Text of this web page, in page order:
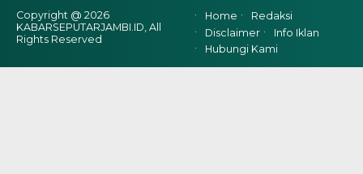
Copyright @ 2026
KABARSEPUTARJAMBI.ID, All
Rights Reserved
Home
Redaksi
Disclaimer
Info Iklan
Hubungi Kami